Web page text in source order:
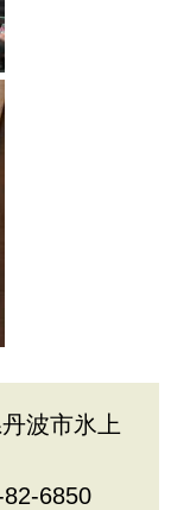
波市氷上
6850